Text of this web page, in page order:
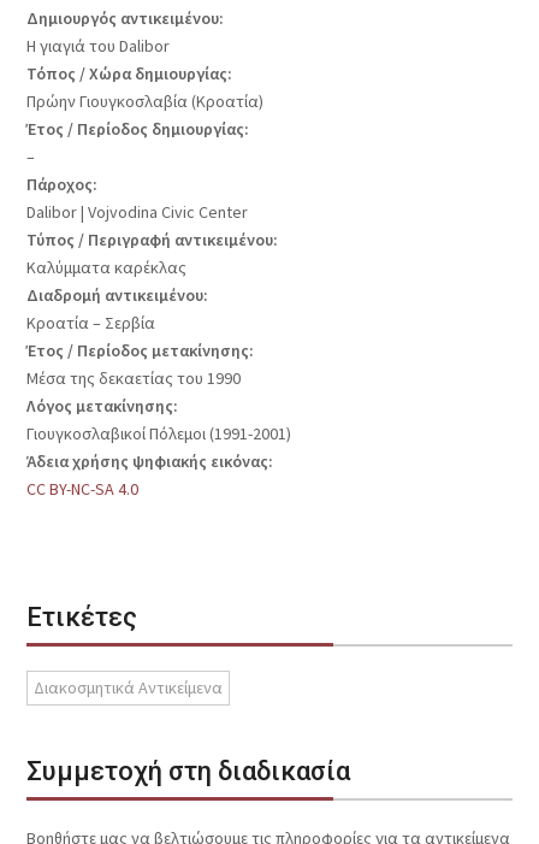
Δημιουργός αντικειμένου:
Η γιαγιά του Dalibor
Τόπος / Χώρα δημιουργίας:
Πρώην Γιουγκοσλαβία (Κροατία)
Έτος / Περίοδος δημιουργίας:
–
Πάροχος:
Dalibor | Vojvodina Civic Center
Τύπος / Περιγραφή αντικειμένου:
Καλύμματα καρέκλας
Διαδρομή αντικειμένου:
Κροατία – Σερβία
Έτος / Περίοδος μετακίνησης:
Μέσα της δεκαετίας του 1990
Λόγος μετακίνησης:
Γιουγκοσλαβικοί Πόλεμοι (1991-2001)
Άδεια χρήσης ψηφιακής εικόνας:
CC BY-NC-SA 4.0
Ετικέτες
Διακοσμητικά Αντικείμενα
Συμμετοχή στη διαδικασία
Βοηθήστε μας να βελτιώσουμε τις πληροφορίες για τα αντικείμενα